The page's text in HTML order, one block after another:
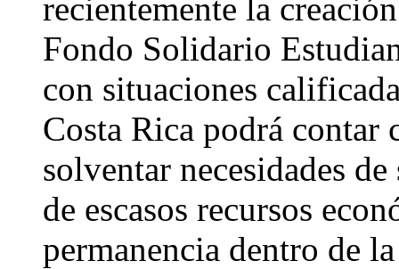
recientemente la
Fondo Solidario
con situaciones
Costa Rica podrá contar
solventar necesidades
de escasos recursos
permanencia dentro de